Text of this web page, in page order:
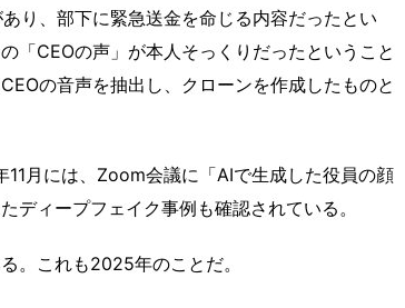
り、部下に緊急送金を命じる内容だったとい
「CEOの声」が本人そっくりだったということ
の音声を抽出し、クローンを作成したものと
月には、Zoom会議に「AIで生成した役員の顔
ディープフェイク事例も確認されている。
。これも2025年のことだ。